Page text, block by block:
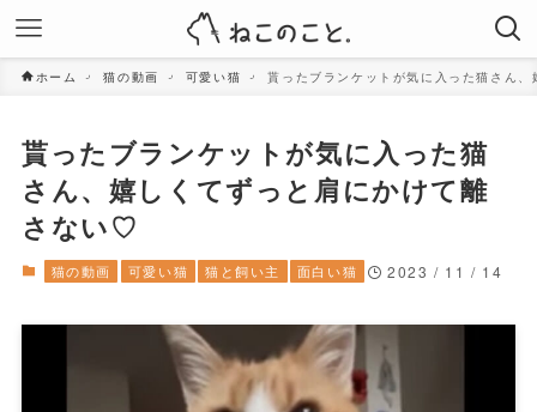
ホーム 猫の動画 可愛い猫 貰ったブランケットが気に入った猫さん
貰ったブランケットが気に入った猫
さん、嬉しくてずっと肩にかけて離
さない♡
猫の動画 可愛い猫 猫と飼い主 面白い猫 2023 / 11 / 14